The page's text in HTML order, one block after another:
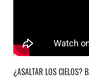
¿ASALTAR LOS CIELOS?